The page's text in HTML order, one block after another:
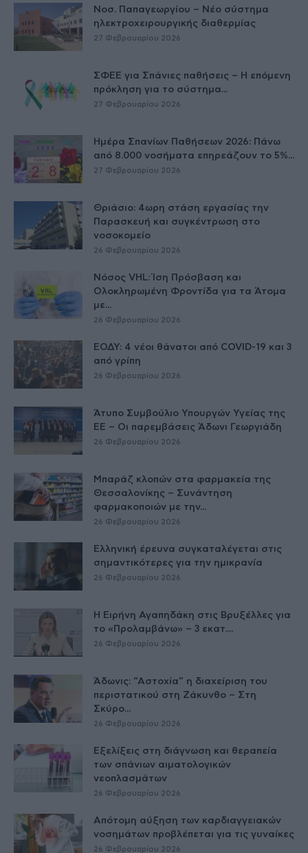
Νοσ. Παπαγεωργίου – Νέο σύστημα
ηλεκτροχειρουργικής διαθερμίας
27 Φεβρουαρίου 2026
ΣΦΕΕ για Σπάνιες παθήσεις – Η επόμενη
πρόκληση για το σύστημα...
27 Φεβρουαρίου 2026
Ημέρα Σπανίων Παθήσεων 2026: Πάνω
από 8.000 νοσήματα επηρεάζουν το 5%...
27 Φεβρουαρίου 2026
Θριάσιο: 4ωρη στάση εργασίας την
Παρασκευή και συγκέντρωση στο
νοσοκομείο
26 Φεβρουαρίου 2026
Νόσος VHL: Ίση Πρόσβαση και
Ολοκληρωμένη Φροντίδα για τα Άτομα
με...
26 Φεβρουαρίου 2026
ΕΟΔΥ: 4 νέοι θάνατοι από COVID-19 και 3
από γρίπη
26 Φεβρουαρίου 2026
Άτυπο Συμβούλιο Υπουργών Υγείας της
ΕE – Οι παρεμβάσεις Άδωνι Γεωργιάδη
26 Φεβρουαρίου 2026
Μπαράζ κλοπών στα φαρμακεία της
Θεσσαλονίκης – Συνάντηση
φαρμακοποιών με την...
26 Φεβρουαρίου 2026
Ελληνική έρευνα συγκαταλέγεται στις
σημαντικότερες για την ημικρανία
26 Φεβρουαρίου 2026
Η Ειρήνη Αγαπηδάκη στις Βρυξέλλες για
το «Προλαμβάνω» – 3 εκατ....
26 Φεβρουαρίου 2026
Άδωνις: “Αστοχία” η διαχείριση του
περιστατικού στη Ζάκυνθο – Στη
Σκύρο...
26 Φεβρουαρίου 2026
Εξελίξεις στη διάγνωση και θεραπεία
των σπάνιων αιματολογικών
νεοπλασμάτων
26 Φεβρουαρίου 2026
Απότομη αύξηση των καρδιαγγειακών
νοσημάτων προβλέπεται για τις γυναίκες
26 Φεβρουαρίου 2026